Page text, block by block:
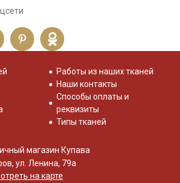
Работы из наших тканей
Наши контакты
Способы оплаты и
реквизиты
Типы тканей
магазин Купава
ул. Ленина, 79а
на карте